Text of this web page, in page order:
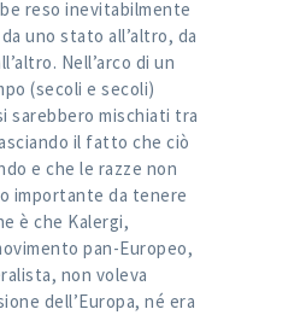
reso inevitabilmente
uno stato all’altro, da
Nell’arco di un
(secoli e secoli)
sarebbero mischiati tra
il fatto che ciò
e che le razze non
importante da tenere
è che Kalergi,
pan-Europeo,
non voleva
dell’Europa, né era